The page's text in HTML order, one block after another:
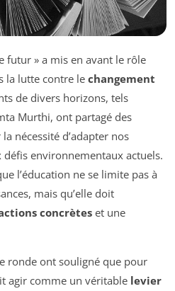
futur » a mis en avant le rôle
la lutte contre le changement
de divers horizons, tels
Murthi, ont partagé des
nécessité d’adapter nos
défis environnementaux actuels.
l’éducation ne se limite pas à
mais qu’elle doit
concrètes et une
ronde ont souligné que pour
agir comme un véritable levier